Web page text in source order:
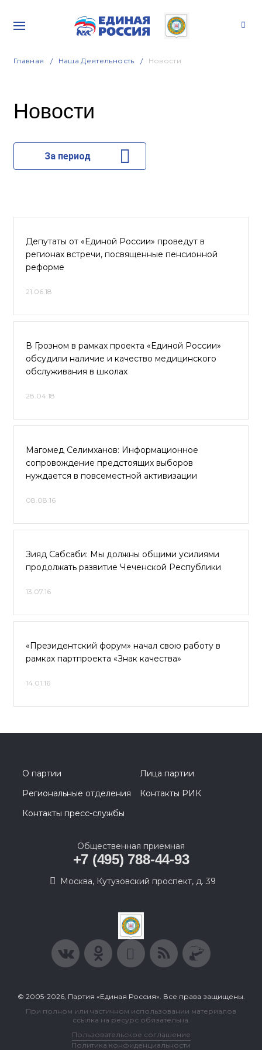
Главная Наша Деятельность Новости
Новости
За период
Депутаты от «Единой России» проведут в
регионах встречи, посвященные пенсионной
реформе
21.06.18
В Грозном в рамках проекта «Единой России»
обсудили наличие и качество медицинского
обслуживания в школах
28.04.18
Магомед Селимханов: Информационное
сопровождение предстоящих выборов
нуждается в повсеместной активизации
08.08.16
Зияд Сабсаби: Мы должны общими усилиями
продолжать развитие Чеченской Республики
13.07.16
«Президентский форум» начал свою работу в
рамках партпроекта «Знак качества»
14.01.16
О партии
Лица партии
Региональные отделения
Контакты РИК
Контакты пресс-службы
Общественная приемная
+7 (495) 788-44-93
Москва, Кутузовский проспект, д. 39
© 2005-2026, Партия «Единая Россия». Все права защищены.
При полном или частичном использовании материалов
ссылка на ресурс обязательна.
Пользовательское соглашение
Политика конфиденциальности